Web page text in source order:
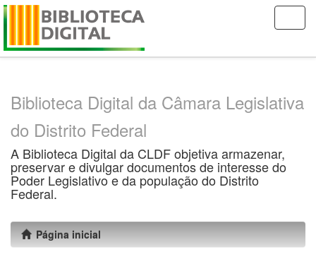
Skip
Biblioteca Digital da Câmara Legislativa
do Distrito Federal
A Biblioteca Digital da CLDF objetiva armazenar,
preservar e divulgar documentos de interesse do
Poder Legislativo e da população do Distrito
Federal.
Página inicial